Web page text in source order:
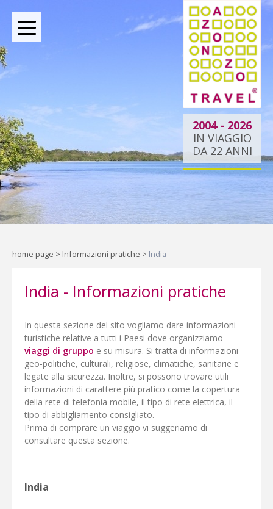
2004 - 2026
IN VIAGGIO
DA 22 ANNI
BOUTIQUE TOUR OPERATOR INDIPENDENTE DAL
2004
Dietro ogni viaggio ci
siamo noi.
Indipendenti per scelta, al tuo
fianco per passione.
home page > Informazioni pratiche > India
India - Informazioni pratiche
In questa sezione del sito vogliamo dare informazioni
turistiche relative a tutti i Paesi dove organizziamo
viaggi di gruppo e su misura. Si tratta di informazioni
geo-politiche, culturali, religiose, climatiche, sanitarie e
legate alla sicurezza. Inoltre, si possono trovare utili
informazioni di carattere più pratico come la copertura
della rete di telefonia mobile, il tipo di rete elettrica, il
tipo di abbigliamento consigliato.
Prima di comprare un viaggio vi suggeriamo di
consultare questa sezione.
India